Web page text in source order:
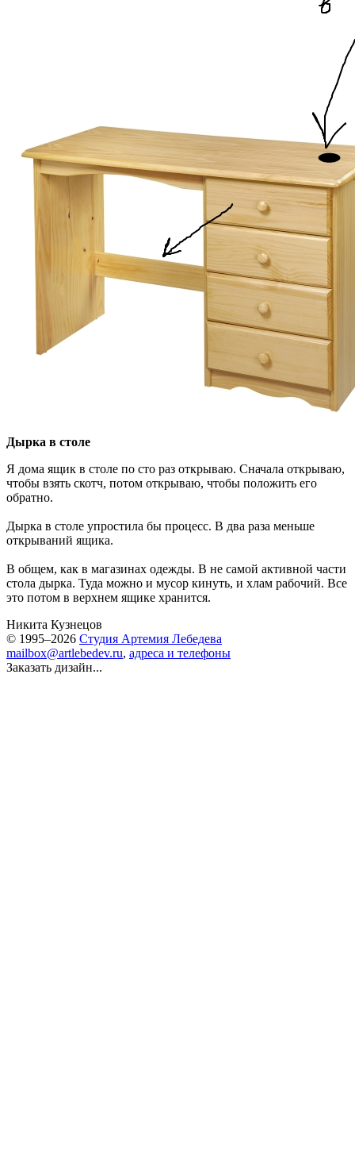
Дырка в столе
Я дома ящик в столе по сто раз открываю. Сначала открываю,
чтобы взять скотч, потом открываю, чтобы положить его
обратно.
Дырка в столе упростила бы процесс. В два раза меньше
открываний ящика.
В общем, как в магазинах одежды. В не самой активной части
стола дырка. Туда можно и мусор кинуть, и хлам рабочий. Все
это потом в верхнем ящике хранится.
Никита Кузнецов
© 1995–2026 Студия Артемия Лебедева
mailbox@artlebedev.ru, адреса и телефоны
Заказать дизайн...